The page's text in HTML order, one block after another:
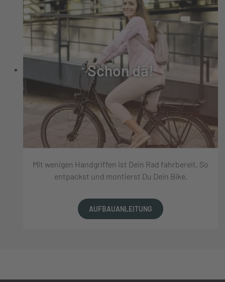
Schon da!
Mit wenigen Handgriffen ist Dein Rad fahrbereit. So
entpackst und montierst Du Dein Bike.
AUFBAUANLEITUNG